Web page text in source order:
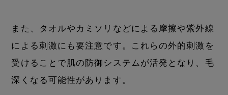
また、タオルやカミソリなどによる摩擦や紫外線
による刺激にも要注意です。これらの外的刺激を
受けることで肌の防御システムが活発となり、毛
深くなる可能性があります。